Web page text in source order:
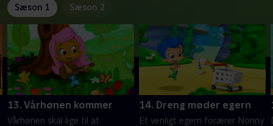
Sæson 1 Sæson 2
13. Vårhønen kommer
Vårhønen skal lige til at
14. Dreng møder egern
Et venligt egern forærer Nonny